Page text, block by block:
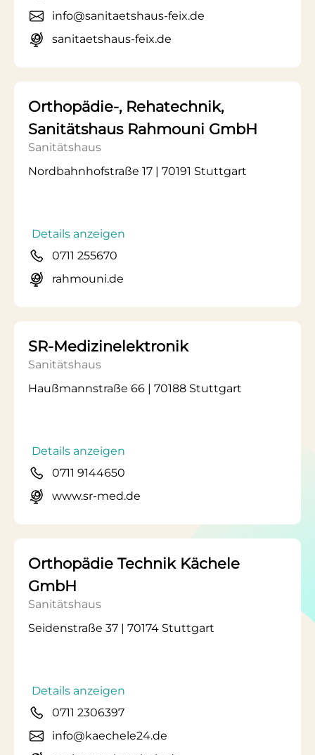
info@sanitaetshaus-feix.de
sanitaetshaus-feix.de
Orthopädie-, Rehatechnik,
Sanitätshaus Rahmouni GmbH
Sanitätshaus
Nordbahnhofstraße 17 | 70191 Stuttgart
Details anzeigen
0711 255670
rahmouni.de
SR-Medizinelektronik
Sanitätshaus
Haußmannstraße 66 | 70188 Stuttgart
Details anzeigen
0711 9144650
www.sr-med.de
Orthopädie Technik Kächele
GmbH
Sanitätshaus
Seidenstraße 37 | 70174 Stuttgart
Details anzeigen
0711 2306397
info@kaechele24.de